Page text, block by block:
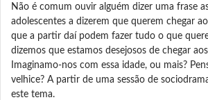
Não é comum ouvir alguém dizer uma frase
adolescentes a dizerem que querem chegar
que a partir daí podem fazer tudo o que
dizemos que estamos desejosos de chegar
Imaginamo-nos com essa idade, ou mais?
velhice? A partir de uma sessão de
este tema.